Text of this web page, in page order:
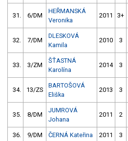
31. 6/DM
HEŘMANSKÁ
Veronika
2011 3+
32. 7/DM
DLESKOVÁ
Kamila
2010 3
33. 3/ZM
ŠŤASTNÁ
Karolína
2014 3
34. 13/ZS
BARTOŠOVÁ
Eliška
2013 3
35. 8/DM
JUMROVÁ
Johana
2011 2
36. 9/DM ČERNÁ Kateřina 2011 3